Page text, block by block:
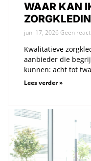
WAAR KAN
juni 17, 2026 Geen
Kwalitatieve
aanbieder die
kunnen: acht tot
Lees verder »